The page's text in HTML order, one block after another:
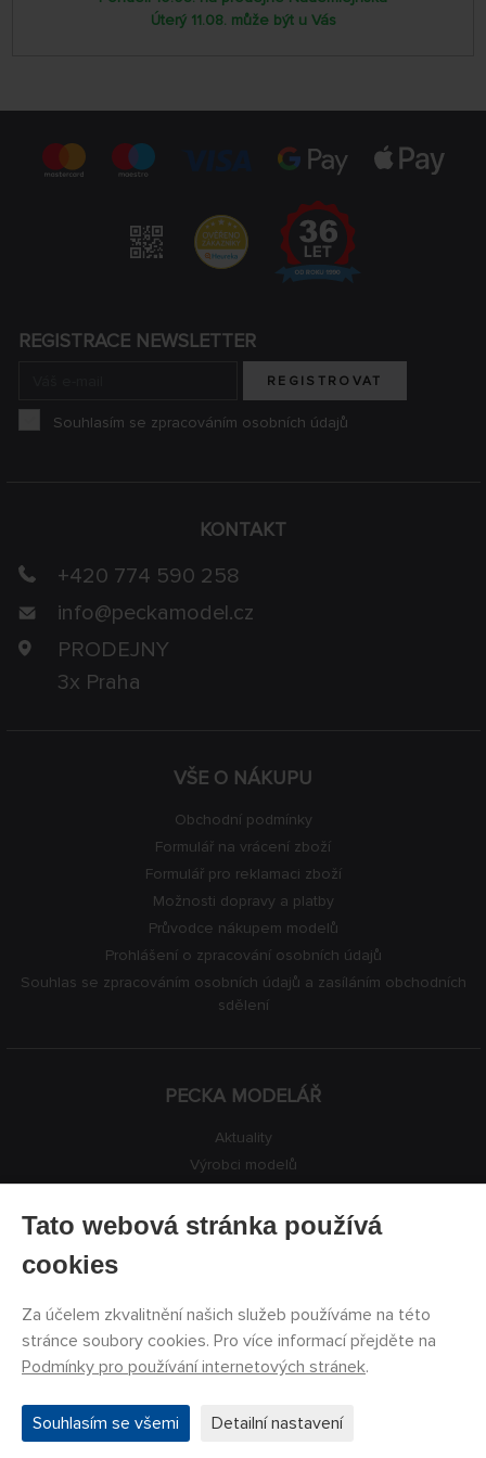
Úterý 11.08. může být u Vás
VŠE O NÁKUPU
Obchodní podmínky
Formulář na vrácení zboží
Formulář pro reklamaci zboží
Možnosti dopravy a platby
Průvodce nákupem modelů
Prohlášení o zpracování osobních údajů
Souhlas se zpracováním osobních údajů a zasíláním obchodních
sdělení
PECKA MODELÁŘ
Aktuality
Výrobci modelů
Kontakty
KONTAKT
+420 774 590 258
info@peckamodel.cz
PRODEJNY
3x Praha
REGISTRACE NEWSLETTER
REGISTROVAT
Souhlasím se zpracováním osobních údajů
©PECKA MODELÁŘ s.r.o.
vyhrazena
Tato webová stránka používá
cookies
Za účelem zkvalitnění našich služeb používáme na této
stránce soubory cookies. Pro více informací přejděte na
Podmínky pro používání internetových stránek.
Souhlasím se všemi Detailní nastavení